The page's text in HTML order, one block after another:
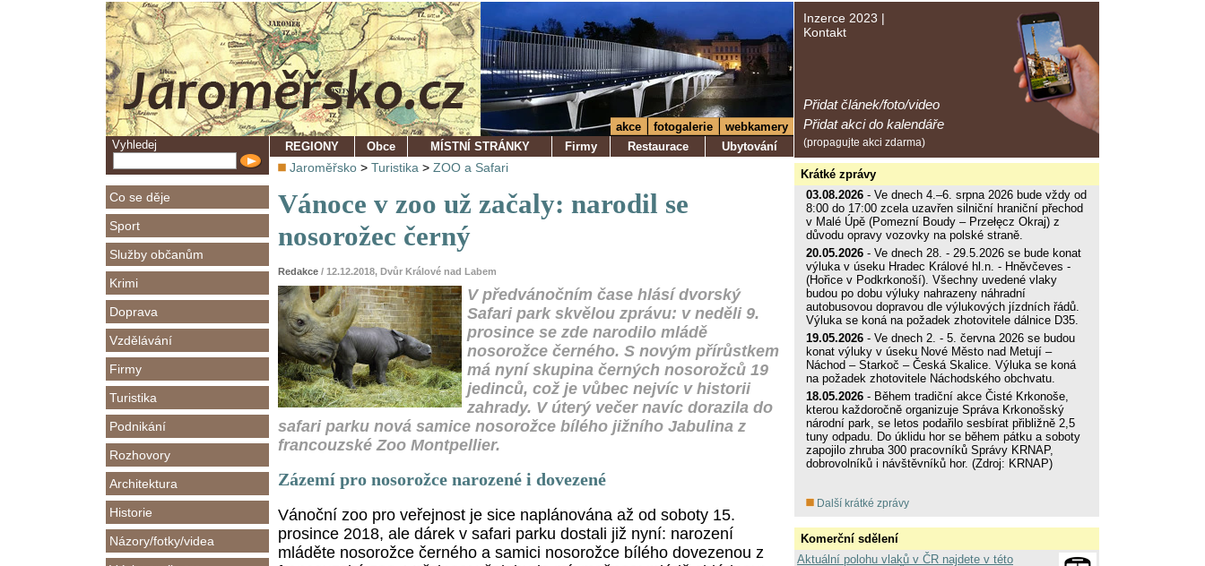
Vyhledej
Co se děje
Sport
Služby občanům
Krimi
Doprava
Vzdělávání
Firmy
Turistika
Podnikání
Rozhovory
Architektura
Historie
Názory/fotky/videa
Inzerce 2023 |
Kontakt
Přidat článek/foto/video
Přidat akci do kalendáře
(propagujte akci zdarma)
akce fotogalerie
webkamery
REGIONY
Obce MÍSTNÍ STRÁNKY Firmy Restaurace Ubytování
Jaroměřsko > Turistika > ZOO a Safari
Vánoce v zoo už začaly: narodil se
nosorožec černý
Redakce / 12.12.2018, Dvůr Králové nad Labem
V předvánočním čase hlásí dvorský
Safari park skvělou zprávu: v neděli 9.
prosince se zde narodilo mládě
nosorožce černého. S novým přírůstkem
má nyní skupina černých nosorožců 19
jedinců, což je vůbec nejvíc v historii
zahrady. V úterý večer navíc dorazila do
safari parku nová samice nosorožce bílého jižního Jabulina z
francouzské Zoo Montpellier.
Zázemí pro nosorožce narozené i dovezené
Vánoční zoo pro veřejnost je sice naplánována až od soboty 15.
prosince 2018, ale dárek v safari parku dostali již nyní: narození
mláděte nosorožce černého a samici nosorožce bílého dovezenou z
Krátké zprávy
03.08.2026 - Ve dnech 4.–6. srpna 2026 bude vždy od
8:00 do 17:00 zcela uzavřen silniční hraniční přechod
v Malé Úpě (Pomezní Boudy – Przełęcz Okraj) z
důvodu opravy vozovky na polské straně.
20.05.2026 - Ve dnech 28. - 29.5.2026 se bude konat
výluka v úseku Hradec Králové hl.n. - Hněvčeves -
(Hořice v Podkrkonoší). Všechny uvedené vlaky
budou po dobu výluky nahrazeny náhradní
autobusovou dopravou dle výlukových jízdních řádů.
Výluka se koná na požadek zhotovitele dálnice D35.
19.05.2026 - Ve dnech 2. - 5. června 2026 se budou
konat výluky v úseku Nové Město nad Metují –
Náchod – Starkoč – Česká Skalice. Výluka se koná
na požadek zhotovitele Náchodského obchvatu.
18.05.2026 - Během tradiční akce Čisté Krkonoše,
kterou každoročně organizuje Správa Krkonošský
národní park, se letos podařilo sesbírat přibližně 2,5
tuny odpadu. Do úklidu hor se během pátku a soboty
zapojilo zhruba 300 pracovníků Správy KRNAP,
dobrovolníků i návštěvníků hor. (Zdroj: KRNAP)
Další krátké zprávy
Komerční sdělení
Aktuální polohu vlaků v ČR najdete v této